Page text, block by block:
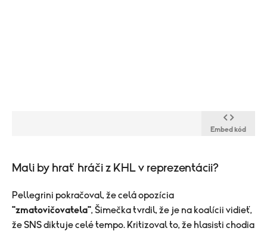
Embed kód
Mali by hrať hráči z KHL v reprezentácii?
Pellegrini pokračoval, že celá opozícia
"zmatovičovatela", Šimečka tvrdil, že je na koalícii vidieť,
že SNS diktuje celé tempo. Kritizoval to, že hlasisti chodia